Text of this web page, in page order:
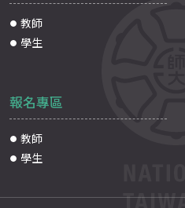
教師
學生
報名專區
教師
學生